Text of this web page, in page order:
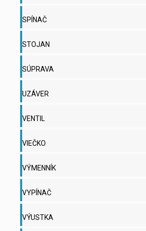
SPÍNAČ
STOJAN
SÚPRAVA
UZÁVER
VENTIL
VIEČKO
VÝMENNÍK
VYPÍNAČ
VÝUSTKA